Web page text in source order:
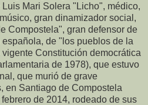
Mari Solera "Licho", médico,
gran dinamizador social,
Compostela", gran defensor de
de "los pueblos de la
Constitución democrática
de 1978), que estuvo
que murió de grave
en Santiago de Compostela
de 2014, rodeado de sus